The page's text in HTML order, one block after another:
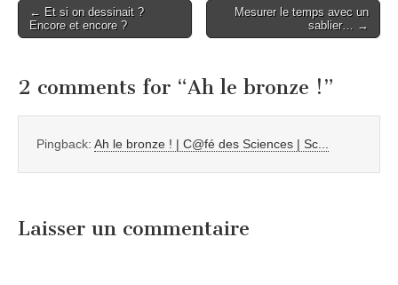
Post
navigation
← Et si on dessinait ?
Encore et encore ?
Mesurer le temps avec un
sablier… →
2 comments for “Ah le bronze !”
Pingback: Ah le bronze ! | C@fé des Sciences | Sc...
Laisser un commentaire